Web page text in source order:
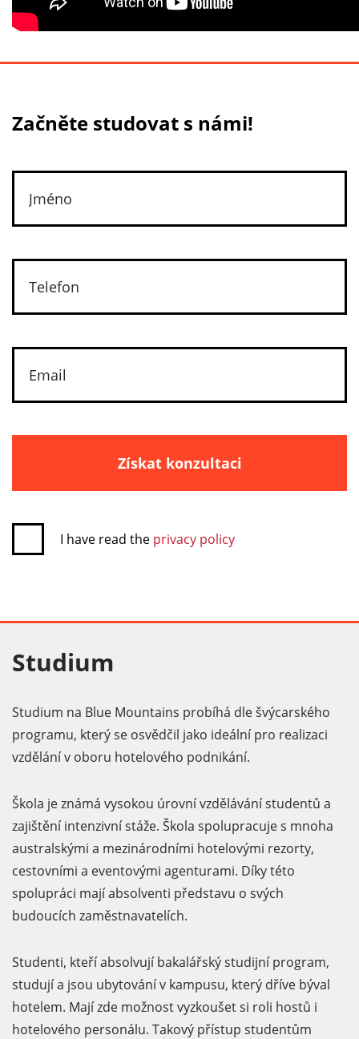
Začněte studovat s námi!
Získat konzultaci
I have read the privacy policy
Studium
Studium na Blue Mountains probíhá dle švýcarského
programu, který se osvědčil jako ideální pro realizaci
vzdělání v oboru hotelového podnikání.
Škola je známá vysokou úrovní vzdělávání studentů a
zajištění intenzivní stáže. Škola spolupracuje s mnoha
australskými a mezinárodními hotelovými rezorty,
cestovními a eventovými agenturami. Díky této
spolupráci mají absolventi představu o svých
budoucích zaměstnavatelích.
Studenti, kteří absolvují bakalářský studijní program,
studují a jsou ubytování v kampusu, který dříve býval
hotelem. Mají zde možnost vyzkoušet si roli hostů i
hotelového personálu. Takový přístup studentům